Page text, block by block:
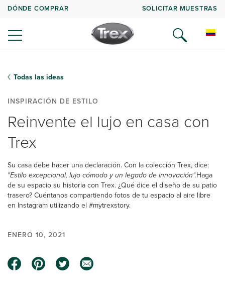
DÓNDE COMPRAR SOLICITAR MUESTRAS
Todas las ideas
INSPIRACIÓN DE ESTILO
Reinvente el lujo en casa con
Trex
Su casa debe hacer una declaración. Con la colección Trex, dice:
"Estilo excepcional, lujo cómodo y un legado de innovación".Haga
de su espacio su historia con Trex. ¿Qué dice el diseño de su patio
trasero? Cuéntanos compartiendo fotos de tu espacio al aire libre
en Instagram utilizando el #mytrexstory.
ENERO 10, 2021